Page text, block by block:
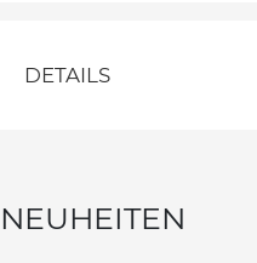
DETAILS
NEUHEITEN